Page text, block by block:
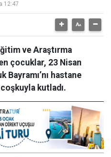
12:47
ve Araştırma
çocuklar, 23 Nisan
Bayramı’nı hastane
kutladı.